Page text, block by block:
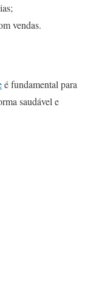
vendas.
é fundamental para
saudável e